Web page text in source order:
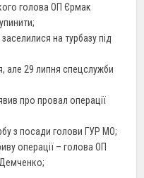
голова ОП Єрмак
на турбазу під
але 29 липня спецслужби
про провал операції
з посади голови ГУР МО;
операції – голова ОП
Демченко;